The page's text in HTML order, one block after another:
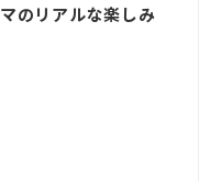
のリアルな楽しみ